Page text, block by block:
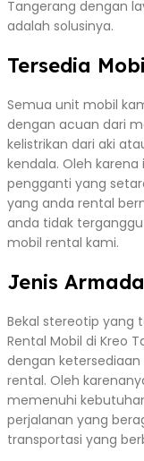
Tangerang dengan
adalah solusinya.
Tersedia
Semua unit mobil
dengan acuan dari
kelistrikan dari aki
kendala. Oleh
pengganti yang
yang anda rental
anda tidak
mobil rental kami.
Jenis
Bekal stereotip yang
Rental Mobil di Kreo
dengan
rental. Oleh
memenuhi
perjalanan yang
transportasi yang